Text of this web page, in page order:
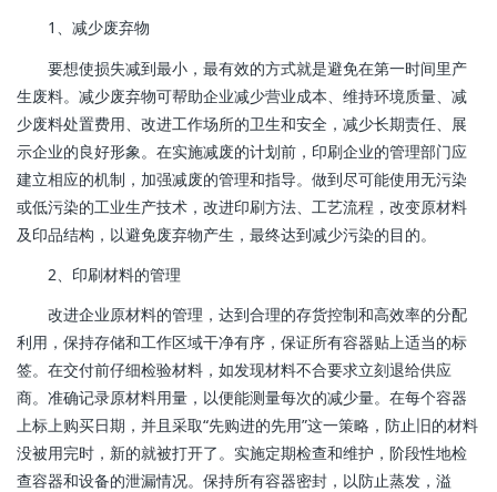
1、减少废弃物
要想使损失减到最小，最有效的方式就是避免在第一时间里产
生废料。减少废弃物可帮助企业减少营业成本、维持环境质量、减
少废料处置费用、改进工作场所的卫生和安全，减少长期责任、展
示企业的良好形象。在实施减废的计划前，印刷企业的管理部门应
建立相应的机制，加强减废的管理和指导。做到尽可能使用无污染
或低污染的工业生产技术，改进印刷方法、工艺流程，改变原材料
及印品结构，以避免废弃物产生，最终达到减少污染的目的。
2、印刷材料的管理
改进企业原材料的管理，达到合理的存货控制和高效率的分配
利用，保持存储和工作区域干净有序，保证所有容器贴上适当的标
签。在交付前仔细检验材料，如发现材料不合要求立刻退给供应
商。准确记录原材料用量，以便能测量每次的减少量。在每个容器
上标上购买日期，并且采取“先购进的先用”这一策略，防止旧的材料
没被用完时，新的就被打开了。实施定期检查和维护，阶段性地检
查容器和设备的泄漏情况。保持所有容器密封，以防止蒸发，溢